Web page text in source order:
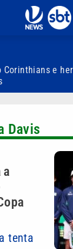
Corinthians e
Davis
a
tenta